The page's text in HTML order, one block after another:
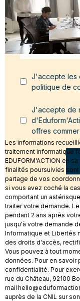
Message
J'accepte les
politique de
J'accepte de
offres
Les informations
traitement informatique
EDUFORM'ACTION en
finalités poursuivies
partage de vos
si vous avez coché la
comportant un
traiter votre demande.
pendant 2 ans après
jusqu'à votre demande
Informatique et Libertés
des droits d'accès,
Vous pouvez à tout
données. Pour en savoir
confidentialité. Pour
rue du Château, 92100
mail
auprès de la CNIL sur